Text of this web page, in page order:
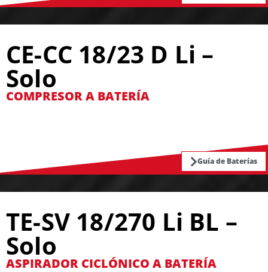
CE-CC 18/23 D Li –
Solo
COMPRESOR A BATERÍA
Guía de Baterías
TE-SV 18/270 Li BL –
Solo
ASPIRADOR CICLÓNICO A BATERÍA